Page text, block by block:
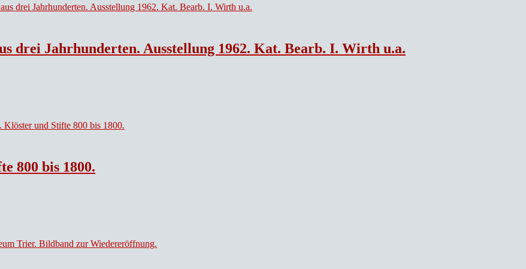
drei Jahrhunderten. Ausstellung 1962. Kat. Bearb. I. Wirth u.a.
800 bis 1800.